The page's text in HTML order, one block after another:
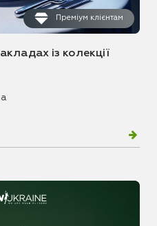
Преміум клієнтам
із колекції